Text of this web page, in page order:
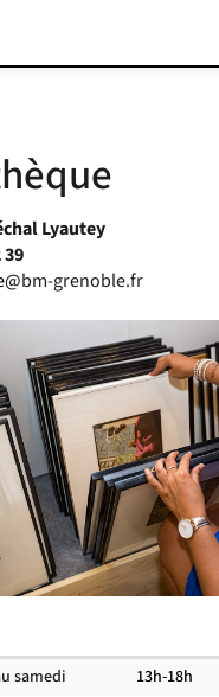
Lyautey
39
@bm-grenoble.fr
samedi 13h-18h